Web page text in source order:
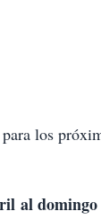
los
al